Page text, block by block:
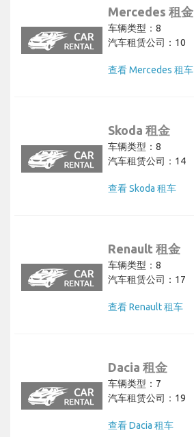
Mercedes 租金
车辆类型：8
汽车租赁公司：10
查看 Mercedes 租车
Skoda 租金
车辆类型：8
汽车租赁公司：14
查看 Skoda 租车
Renault 租金
车辆类型：8
汽车租赁公司：17
查看 Renault 租车
Dacia 租金
车辆类型：7
汽车租赁公司：19
查看 Dacia 租车